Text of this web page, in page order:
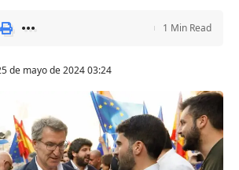
de mayo de 2024 03:24
1 Min Read